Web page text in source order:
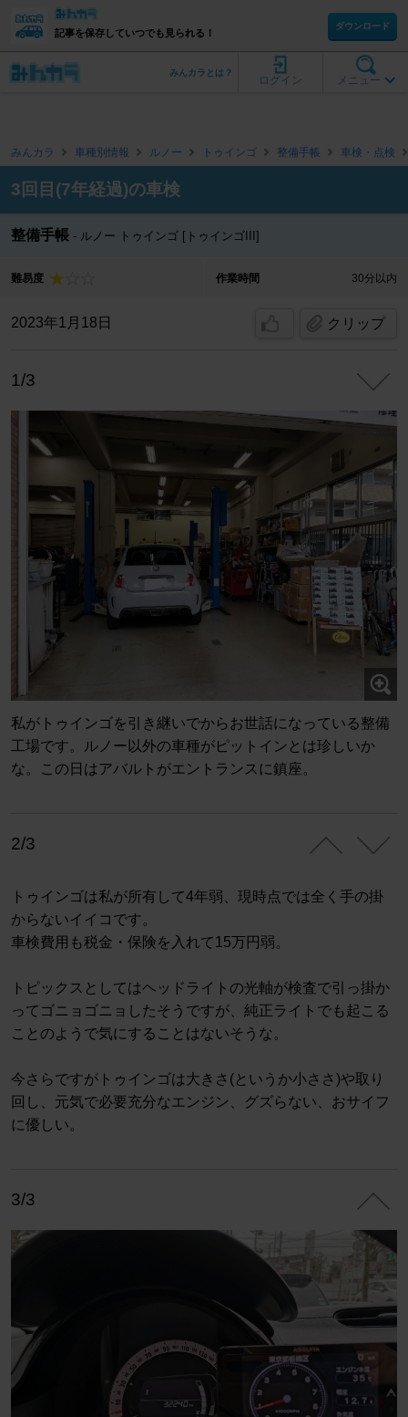
記事を保存していつでも見られる！
ダウンロード
メニュー
ログイン
みんカラとは？
みんカラ 車種別情報 ルノー トゥインゴ 整備手帳 車検・点検
3回目(7年経過)の車検
整備手帳 ルノー トゥインゴ [トゥインゴIII]
難易度 作業時間 30分以内
2023年1月18日 クリップ
1/3
私がトゥインゴを引き継いでからお世話になっている整備
工場です。ルノー以外の車種がピットインとは珍しいか
な。この日はアバルトがエントランスに鎮座。
2/3
トゥインゴは私が所有して4年弱、現時点では全く手の掛
からないイイコです。
車検費用も税金・保険を入れて15万円弱。
トピックスとしてはヘッドライトの光軸が検査で引っ掛か
ってゴニョゴニョしたそうですが、純正ライトでも起こる
ことのようで気にすることはないそうな。
今さらですがトゥインゴは大きさ(というか小ささ)や取り
回し、元気で必要充分なエンジン、グズらない、おサイフ
に優しい。
3/3